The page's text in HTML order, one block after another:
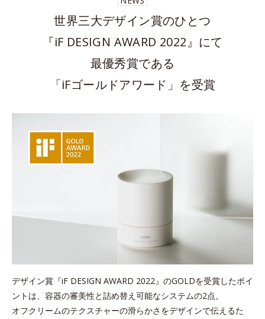
世界三大デザイン賞のひとつ
『iF DESIGN AWARD 2022』にて
最優秀賞である
「iFゴールドアワード」を受賞
デザイン賞『iF DESIGN AWARD 2022』のGOLDを受賞したポイ
ントは、容器の審美性と詰め替え可能なシステムの2点。
オフクリームのテクスチャーの滑らかさをデザインで伝えるた